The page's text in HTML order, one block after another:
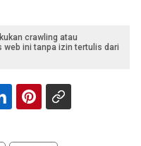
crawling atau
ini tanpa izin tertulis dari